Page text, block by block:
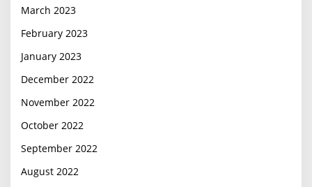
March 2023
February 2023
January 2023
December 2022
November 2022
October 2022
September 2022
August 2022